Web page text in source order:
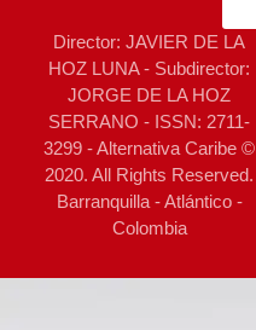
Director: JAVIER DE LA
HOZ LUNA - Subdirector:
JORGE DE LA HOZ
SERRANO - ISSN: 2711-
3299 - Alternativa Caribe ©
2020. All Rights Reserved.
Barranquilla - Atlántico -
Colombia